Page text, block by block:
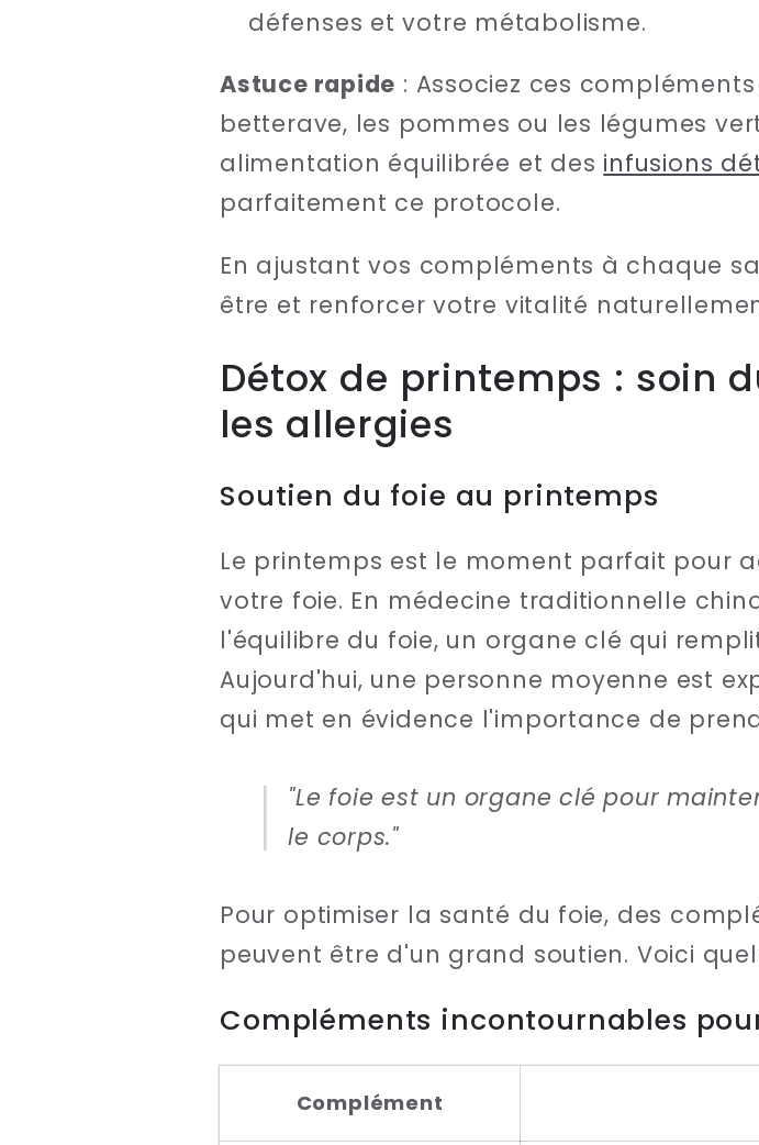
défenses et votre métabolisme.
Astuce rapide : Associez ces
betterave, les pommes ou les légumes
alimentation équilibrée et des infusions
parfaitement ce protocole.
En ajustant vos compléments à chaque
être et renforcer votre vitalité
Détox de printemps : soin
les allergies
Soutien du foie au printemps
Le printemps est le moment parfait pour
votre foie. En médecine traditionnelle
l'équilibre du foie, un organe clé qui
Aujourd'hui, une personne moyenne est
qui met en évidence l'importance de
"Le foie est un organe clé pour
le corps."
Pour optimiser la santé du foie, des
peuvent être d'un grand soutien. Voici
Compléments incontournables
Complément